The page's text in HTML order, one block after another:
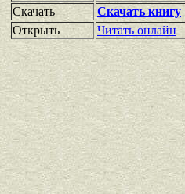
Скачать
Скачать книгу
Открыть
Читать онлайн